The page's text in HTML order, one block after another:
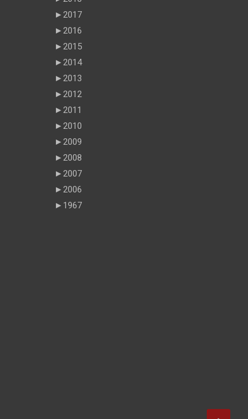
►2017
►2016
►2015
►2014
►2013
►2012
►2011
►2010
►2009
►2008
►2007
►2006
► 1967